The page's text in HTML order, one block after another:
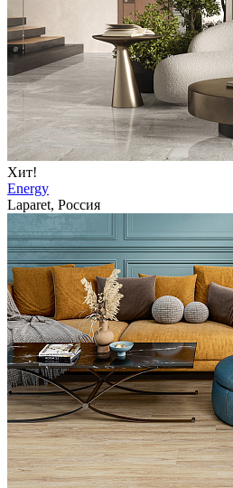
Хит!
Energy
Laparet, Россия